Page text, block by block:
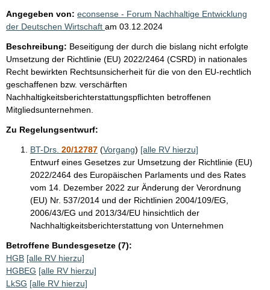
Angegeben von: econsense - Forum Nachhaltige Entwicklung
der Deutschen Wirtschaft am 03.12.2024
Beschreibung: Beseitigung der durch die bislang nicht erfolgte
Umsetzung der Richtlinie (EU) 2022/2464 (CSRD) in nationales
Recht bewirkten Rechtsunsicherheit für die von den EU-rechtlich
geschaffenen bzw. verschärften
Nachhaltigkeitsberichterstattungspflichten betroffenen
Mitgliedsunternehmen.
Zu Regelungsentwurf:
BT-Drs. 20/12787 (Vorgang) [alle RV hierzu]
Entwurf eines Gesetzes zur Umsetzung der Richtlinie (EU)
2022/2464 des Europäischen Parlaments und des Rates
vom 14. Dezember 2022 zur Änderung der Verordnung
(EU) Nr. 537/2014 und der Richtlinien 2004/109/EG,
2006/43/EG und 2013/34/EU hinsichtlich der
Nachhaltigkeitsberichterstattung von Unternehmen
Betroffene Bundesgesetze (7):
HGB [alle RV hierzu]
HGBEG [alle RV hierzu]
LkSG [alle RV hierzu]